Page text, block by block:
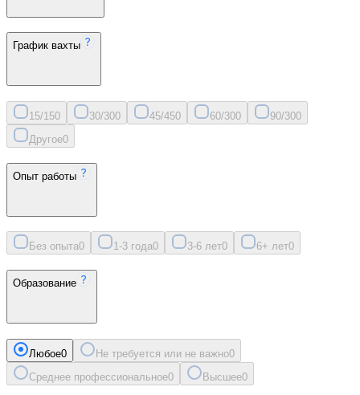
График вахты
15/150 30/300 45/450 60/300 90/300
Другое0
Опыт работы
Без опыта0 1-3 года0 3-6 лет0 6+ лет0
Образование
Любое0 Не требуется или не важно0
Среднее профессиональное0 Высшее0